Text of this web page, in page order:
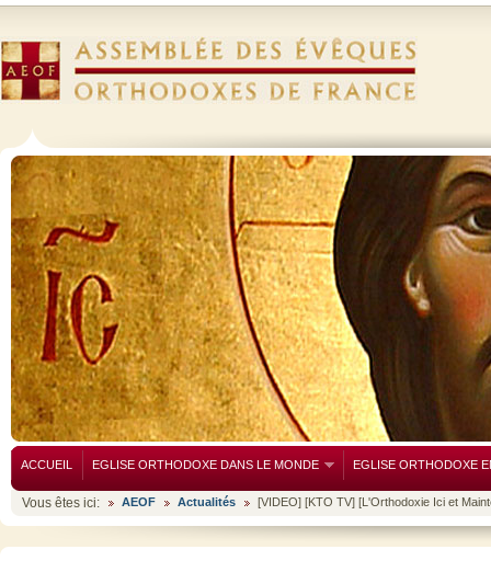
ACCUEIL EGLISE ORTHODOXE DANS LE MONDE EGLISE ORTHODOXE
Vous êtes ici: AEOF Actualités [VIDEO] [KTO TV] [L'Orthodoxie Ici et